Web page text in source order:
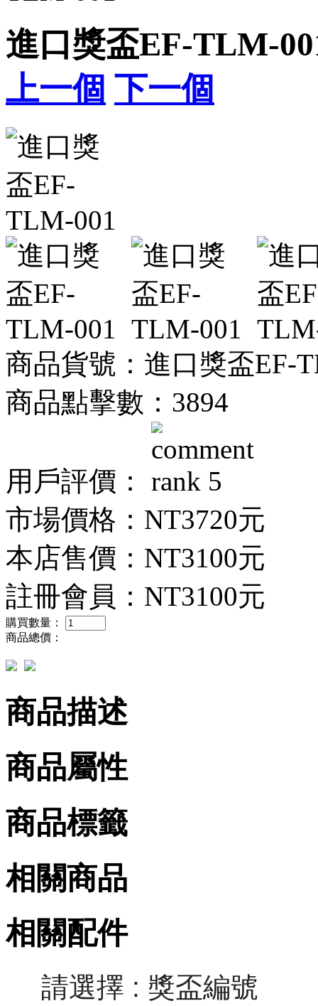
進口獎盃EF-TLM-
上一個 下一個
商品貨號：進口獎盃EF-
商品點擊數：3894
用戶評價：
市場價格： NT3720元
本店售價： NT3100元
註冊會員： NT3100元
購買數量：
商品總價：
商品描述
商品屬性
商品標籤
相關商品
相關配件
請選擇 : 獎盃編號